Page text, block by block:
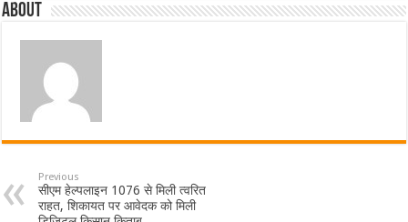
About
Previous
सीएम हेल्पलाइन 1076 से मिली त्वरित
राहत, शिकायत पर आवेदक को मिली